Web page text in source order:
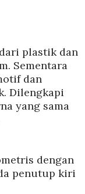
plastik dan
Sementara
dan
Dilengkapi
yang sama
dengan
penutup kiri